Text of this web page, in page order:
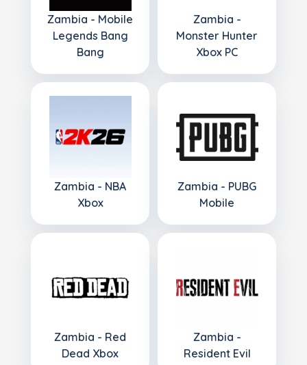
Zambia - Mobile
Legends Bang
Bang
Zambia -
Monster Hunter
Xbox PC
Zambia - NBA
Xbox
Zambia - PUBG
Mobile
Zambia - Red
Dead Xbox
Zambia -
Resident Evil